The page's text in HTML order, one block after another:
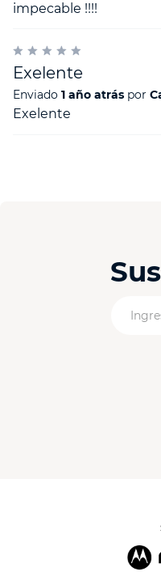
Escribe un
impecable !!!!
Exelente
Enviado 1 año atrás por
Exelente